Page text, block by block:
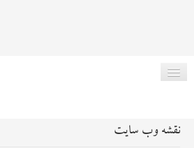
صفحه اصلی
نقشه وب سایت